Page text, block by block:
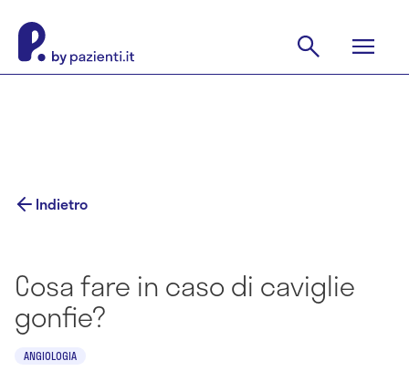
Indietro
Cosa fare in caso di caviglie
gonfie?
ANGIOLOGIA